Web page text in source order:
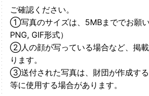
ご確認ください。
①写真のサイズは、5MBまででお願
PNG, GIF形式）
②人の顔が写っている場合など、掲
ります。
③送付された写真は、財団が作成す
等に使用する場合があります。